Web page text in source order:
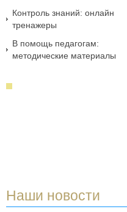
Контроль знаний: онлайн
тренажеры
В помощь педагогам:
методические материалы
Наши новости